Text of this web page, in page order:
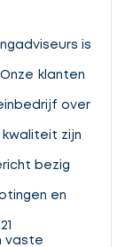
is
klanten
over
zijn
bezig
en
vaste